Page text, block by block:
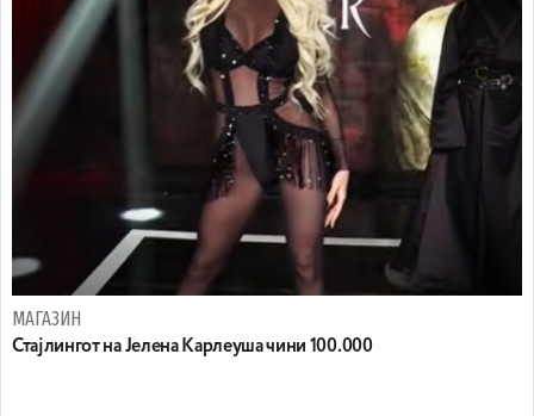
МАГАЗИН
Стајлингот на Јелена Карлеуша чини 100.000